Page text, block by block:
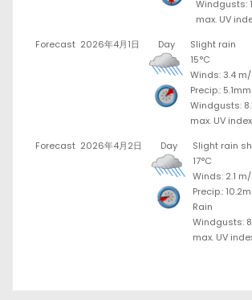
Windgusts:
max. UV
Forecast 2026年4月1日 Day
Slight rain
15°C
Winds: 3.4 m/
Precip.: 5.1mm
Windgusts:
max. UV
Forecast 2026年4月2日 Day
Slight rain
17°C
Winds: 2.1
Precip.:
Rain
Windgusts:
max. UV